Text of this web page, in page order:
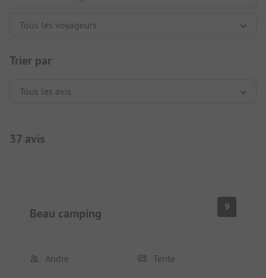
Trier par
37 avis
Beau camping 9
André Tente